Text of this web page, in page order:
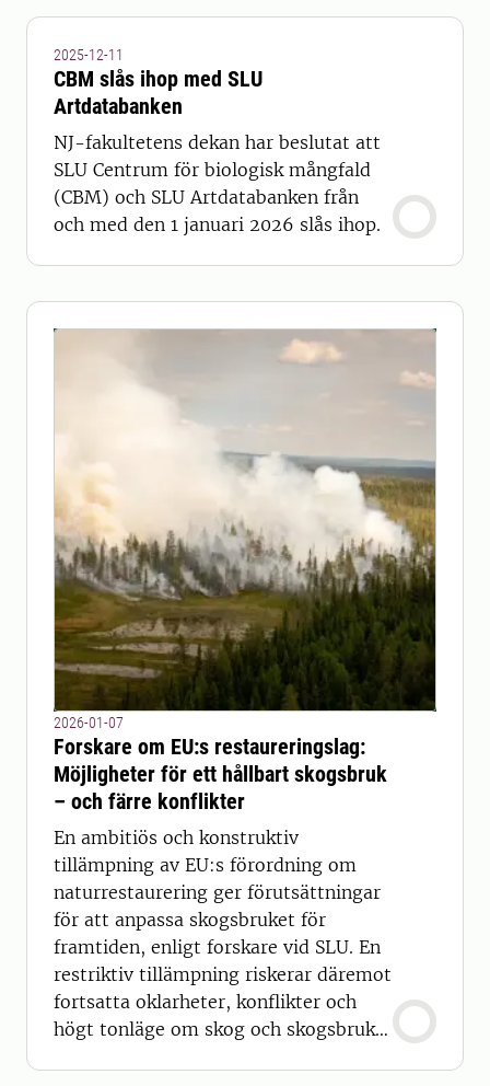
2025-12-11
CBM slås ihop med SLU
Artdatabanken
NJ-fakultetens dekan har beslutat att
SLU Centrum för biologisk mångfald
(CBM) och SLU Artdatabanken från
och med den 1 januari 2026 slås ihop.
2026-01-07
Forskare om EU:s restaureringslag:
Möjligheter för ett hållbart skogsbruk
– och färre konflikter
En ambitiös och konstruktiv
tillämpning av EU:s förordning om
naturrestaurering ger förutsättningar
för att anpassa skogsbruket för
framtiden, enligt forskare vid SLU. En
restriktiv tillämpning riskerar däremot
fortsatta oklarheter, konflikter och
högt tonläge om skog och skogsbruk,